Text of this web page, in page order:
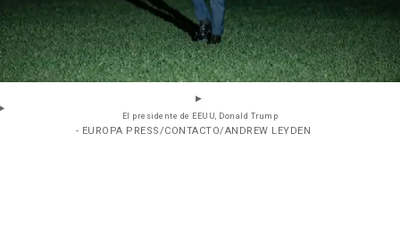
El presidente de EEUU, Donald Trump
- EUROPA PRESS/CONTACTO/ANDREW LEYDEN